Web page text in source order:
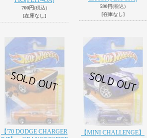
700円(税込)
[在庫なし]
590円(税込)
[在庫なし]
【'70 DODGE CHARGER
【MINI CHALLENGE】